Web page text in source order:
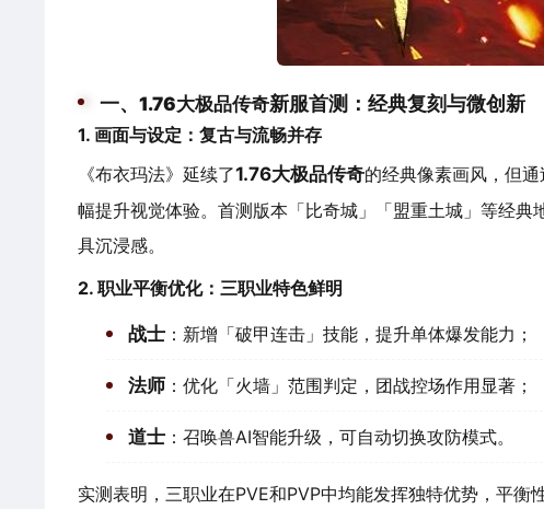
一、 1.76大极品传奇新服首测：经典复刻与微创新
1. 画面与设定：复古与流畅并存
《布衣玛法》延续了1.76大极品传奇的经典像素画风，但
幅提升视觉体验。首测版本「比奇城」「盟重土城」等经
具沉浸感。
2. 职业平衡优化：三职业特色鲜明
战士：新增「破甲连击」技能，提升单体爆发能力；
法师：优化「火墙」范围判定，团战控场作用显著；
道士：召唤兽AI智能升级，可自动切换攻防模式。
实测表明，三职业在PVE和PVP中均能发挥独特优势，平衡